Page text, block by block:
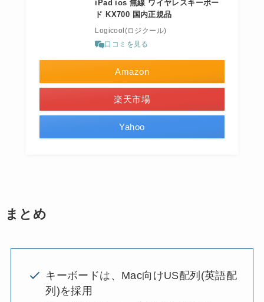
iPad ios 無線 ワイヤレスキーボー
ド KX700 国内正規品
Logicool(ロジクール)
口コミを見る
Amazon
楽天市場
Yahoo
まとめ
キーボードは、Mac向けUS配列(英語配
列)を採用